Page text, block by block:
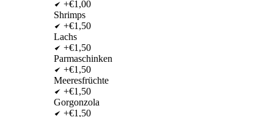
+€1,00
Shrimps
+€1,50
Lachs
+€1,50
Parmaschinken
+€1,50
Meeresfrüchte
+€1,50
Gorgonzola
+€1,50